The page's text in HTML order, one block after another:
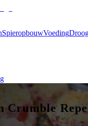
SpieropbouwVoeding
Crumble